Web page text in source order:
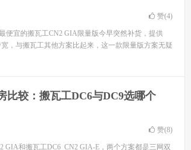
赞(4)
便宜的搬瓦工CN2 GIA限量版今早突然补货，提供
，与搬瓦工其他方案比起来，这一款限量版方案无疑
比较：搬瓦工DC6与DC9选哪个
赞(8)
GIA和搬瓦工DC6 CN2 GIA-E，两个方案都是三网双